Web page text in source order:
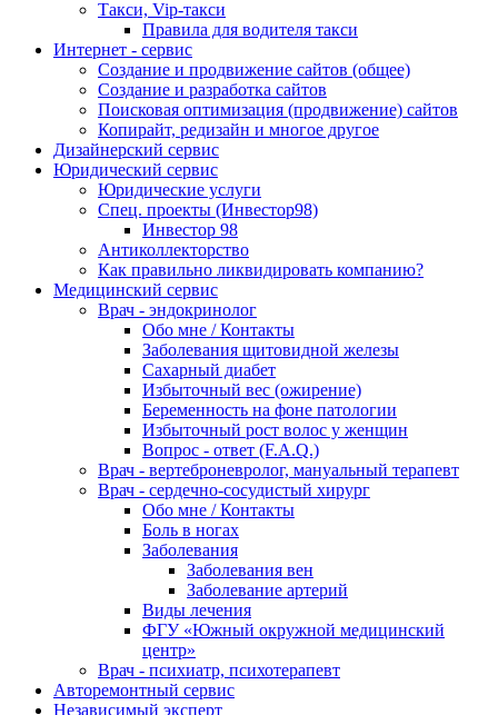
Такси, Vip-такси
Правила для водителя такси
Интернет - сервис
Создание и продвижение сайтов (общее)
Создание и разработка сайтов
Поисковая оптимизация (продвижение) сайтов
Копирайт, редизайн и многое другое
Дизайнерский сервис
Юридический сервис
Юридические услуги
Спец. проекты (Инвестор98)
Инвестор 98
Антиколлекторство
Как правильно ликвидировать компанию?
Медицинский сервис
Врач - эндокринолог
Обо мне / Контакты
Заболевания щитовидной железы
Сахарный диабет
Избыточный вес (ожирение)
Беременность на фоне патологии
Избыточный рост волос у женщин
Вопрос - ответ (F.A.Q.)
Врач - вертеброневролог, мануальный терапевт
Врач - сердечно-сосудистый хирург
Обо мне / Контакты
Боль в ногах
Заболевания
Заболевания вен
Заболевание артерий
Виды лечения
ФГУ «Южный окружной медицинский
центр»
Врач - психиатр, психотерапевт
Авторемонтный сервис
Независимый эксперт